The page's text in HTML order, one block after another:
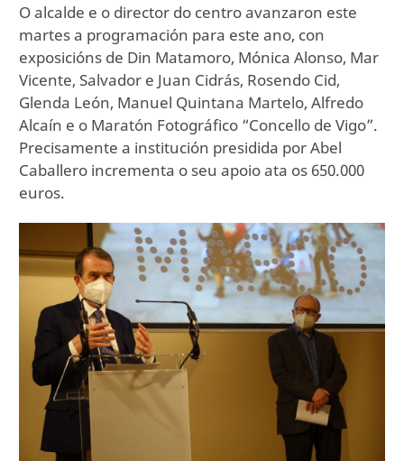
O alcalde e o director do centro avanzaron este
martes a programación para este ano, con
exposicións de Din Matamoro, Mónica Alonso, Mar
Vicente, Salvador e Juan Cidrás, Rosendo Cid,
Glenda León, Manuel Quintana Martelo, Alfredo
Alcaín e o Maratón Fotográfico “Concello de Vigo”.
Precisamente a institución presidida por Abel
Caballero incrementa o seu apoio ata os 650.000
euros.